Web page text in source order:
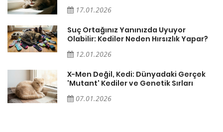
17.01.2026
Suç Ortağınız Yanınızda Uyuyor
Olabilir: Kediler Neden Hırsızlık Yapar?
12.01.2026
X-Men Değil, Kedi: Dünyadaki Gerçek
'Mutant' Kediler ve Genetik Sırları
07.01.2026